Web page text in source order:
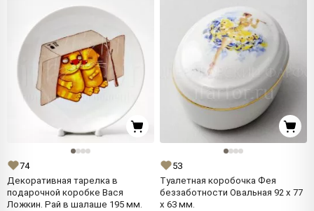
74
Декоративная тарелка в
подарочной коробке Вася
Ложкин. Рай в шалаше 195 мм.
53
Туалетная коробочка Фея
беззаботности Овальная 92 x 77
x 63 мм.